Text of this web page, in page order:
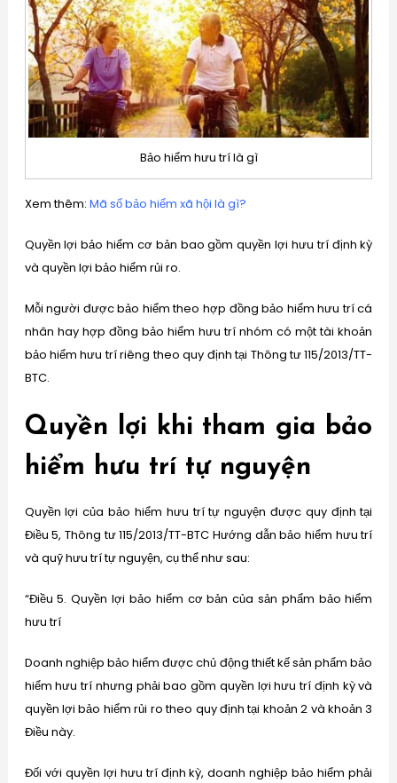
Bảo hiểm hưu trí là gì
Xem thêm: Mã số bảo hiểm xã hội là gì?
Quyền lợi bảo hiểm cơ bản bao gồm quyền lợi hưu trí định kỳ
và quyền lợi bảo hiểm rủi ro.
Mỗi người được bảo hiểm theo hợp đồng bảo hiểm hưu trí cá
nhân hay hợp đồng bảo hiểm hưu trí nhóm có một tài khoản
bảo hiểm hưu trí riêng theo quy định tại Thông tư 115/2013/TT-
BTC.
Quyền lợi khi tham gia bảo
hiểm hưu trí tự nguyện
Quyền lợi của bảo hiểm hưu trí tự nguyện được quy định tại
Điều 5, Thông tư 115/2013/TT-BTC Hướng dẫn bảo hiểm hưu trí
và quỹ hưu trí tự nguyện, cụ thể như sau:
“Điều 5. Quyền lợi bảo hiểm cơ bản của sản phẩm bảo hiểm
hưu trí
Doanh nghiệp bảo hiểm được chủ động thiết kế sản phẩm bảo
hiểm hưu trí nhưng phải bao gồm quyền lợi hưu trí định kỳ và
quyền lợi bảo hiểm rủi ro theo quy định tại khoản 2 và khoản 3
Điều này.
Đối với quyền lợi hưu trí định kỳ, doanh nghiệp bảo hiểm phải